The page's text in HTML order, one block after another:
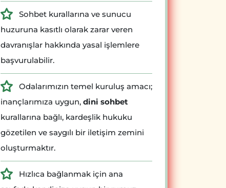
Sohbet kurallarına ve sunucu
huzuruna kasıtlı olarak zarar veren
davranışlar hakkında yasal işlemlere
başvurulabilir.
Odalarımızın temel kuruluş amacı;
inançlarımıza uygun, dini sohbet
kurallarına bağlı, kardeşlik hukuku
gözetilen ve saygılı bir iletişim zemini
oluşturmaktır.
Hızlıca bağlanmak için ana